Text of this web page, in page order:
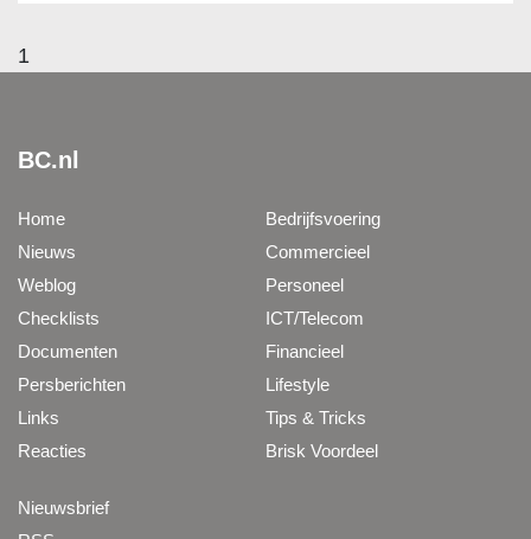
1
BC.nl
Home
Nieuws
Weblog
Checklists
Documenten
Persberichten
Links
Reacties
Bedrijfsvoering
Commercieel
Personeel
ICT/Telecom
Financieel
Lifestyle
Tips & Tricks
Brisk Voordeel
Nieuwsbrief